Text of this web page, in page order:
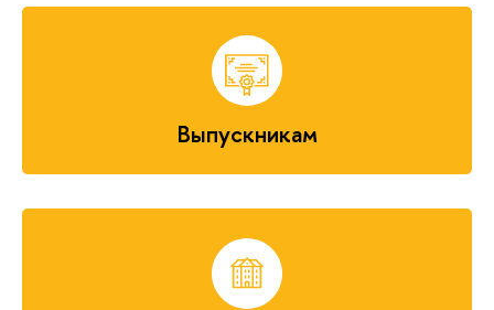
Выпускникам